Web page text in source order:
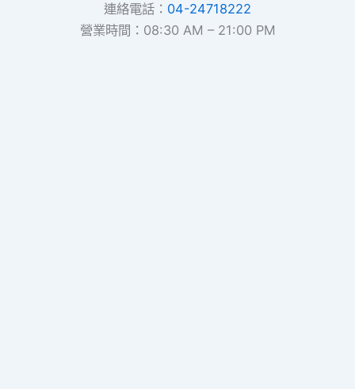
連絡電話： 04-24718222
營業時間：08:30 AM – 21:00 PM